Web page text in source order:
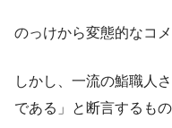
のっけから変態的なコ
しかし、一流の鮨職人
である」と断言するもの